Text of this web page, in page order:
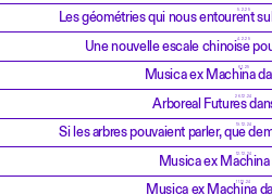
5.2.25
Les géométries qui nous entourent
4.2.25
Une nouvelle escale chinoise
6.1.25
Musica ex Machina
26.12.24
Arboreal Futures
19.12.24
Si les arbres pouvaient parler, que
12.12.24
Musica ex Machina
11.12.24
Musica ex Machina